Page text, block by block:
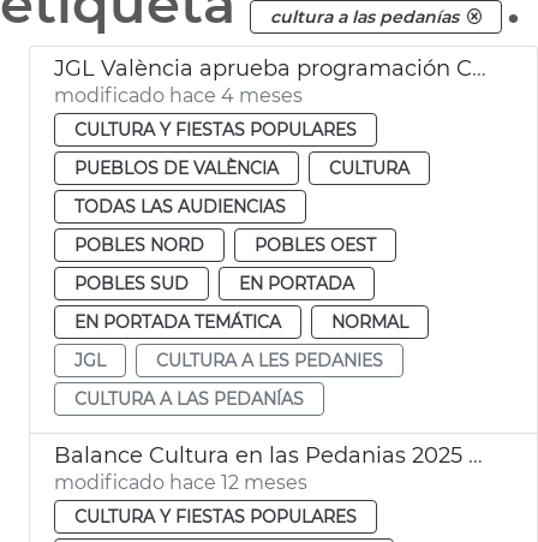
cultura a las pedanías
JGL València aprueba programación Cultura a las pedanías
modificado hace 4 meses
CULTURA Y FIESTAS POPULARES
PUEBLOS DE VALÈNCIA
CULTURA
TODAS LAS AUDIENCIAS
POBLES NORD
POBLES OEST
POBLES SUD
EN PORTADA
EN PORTADA TEMÁTICA
NORMAL
JGL
CULTURA A LES PEDANIES
CULTURA A LAS PEDANÍAS
Balance Cultura en las Pedanias 2025 Ayuntamiento València
modificado hace 12 meses
CULTURA Y FIESTAS POPULARES